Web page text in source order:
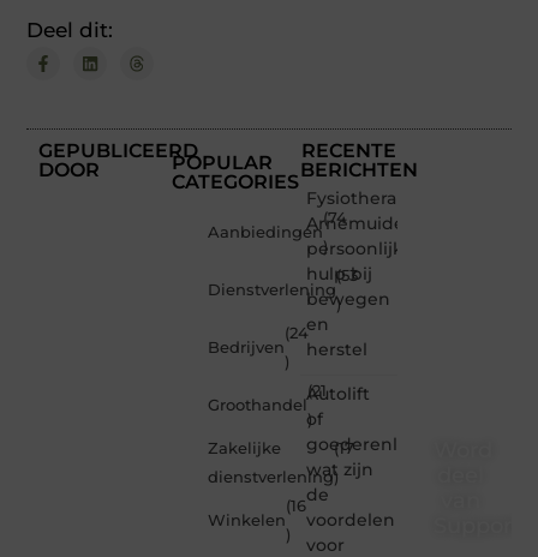
Deel dit:
GEPUBLICEERD
DOOR
POPULAR
CATEGORIES
Aanbiedingen
(74
)
Dienstverlening
(53
)
Bedrijven
(24
)
Groothandel
(21
)
Zakelijke
dienstverlening
(17
)
Winkelen
(16
)
RECENTE
BERICHTEN
Fysiotherapeut
Arnemuiden:
persoonlijke
hulp bij
bewegen
en
herstel
Autolift
of
goederenliften
wat zijn
de
voordelen
voor